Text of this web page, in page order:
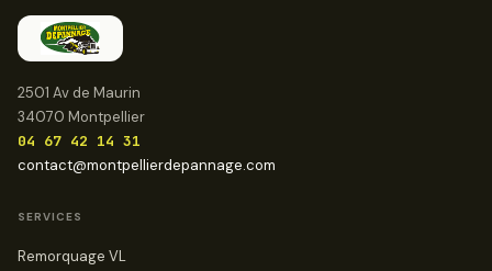
2501 Av de Maurin
34070 Montpellier
04 67 42 14 31
contact@montpellierdepannage.com
SERVICES
Remorquage VL